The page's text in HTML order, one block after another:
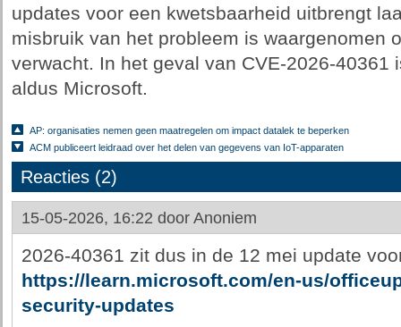
updates voor een kwetsbaarheid uitbrengt
misbruik van het probleem is waargenomen
verwacht. In het geval van CVE-2026-40361
aldus Microsoft.
AP: organisaties nemen geen maatregelen om impact datalek te beperken
ACM publiceert leidraad over het delen van gegevens van IoT-apparaten
Reacties (2)
15-05-2026, 16:22 door Anoniem
2026-40361 zit dus in de 12 mei update
https://learn.microsoft.com/en-us/
security-updates